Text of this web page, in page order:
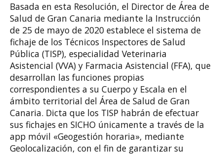
Basada en esta Resolución, el Director de Área de
Salud de Gran Canaria mediante la Instrucción
de 25 de mayo de 2020 establece el sistema de
fichaje de los Técnicos Inspectores de Salud
Pública (TISP), especialidad Veterinaria
Asistencial (VVA) y Farmacia Asistencial (FFA), que
desarrollan las funciones propias
correspondientes a su Cuerpo y Escala en el
ámbito territorial del Área de Salud de Gran
Canaria. Dicta que los TISP habrán de efectuar
sus fichajes en SICHO únicamente a través de la
app móvil «Geogestión horaria», mediante
Geolocalización, con el fin de garantizar su